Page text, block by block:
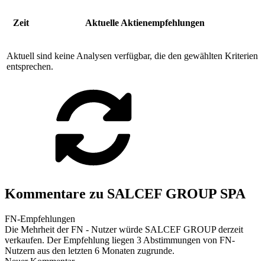
Zeit Aktuelle Aktienempfehlungen
Aktuell sind keine Analysen verfügbar, die den gewählten Kriterien
entsprechen.
Kommentare zu SALCEF GROUP SPA
FN-Empfehlungen
Die Mehrheit der FN - Nutzer würde SALCEF GROUP derzeit
verkaufen. Der Empfehlung liegen 3 Abstimmungen von FN-
Nutzern aus den letzten 6 Monaten zugrunde.